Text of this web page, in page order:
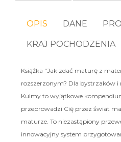
OPIS DANE
KRAJ POCHODZENIA
Książka "Jak zdać maturę z
rozszerzonym? Dla bystrzaków
Kulmy to wyjątkowe
przeprowadzi Cię przez świat
maturze. To niezastąpiony
innowacyjny system